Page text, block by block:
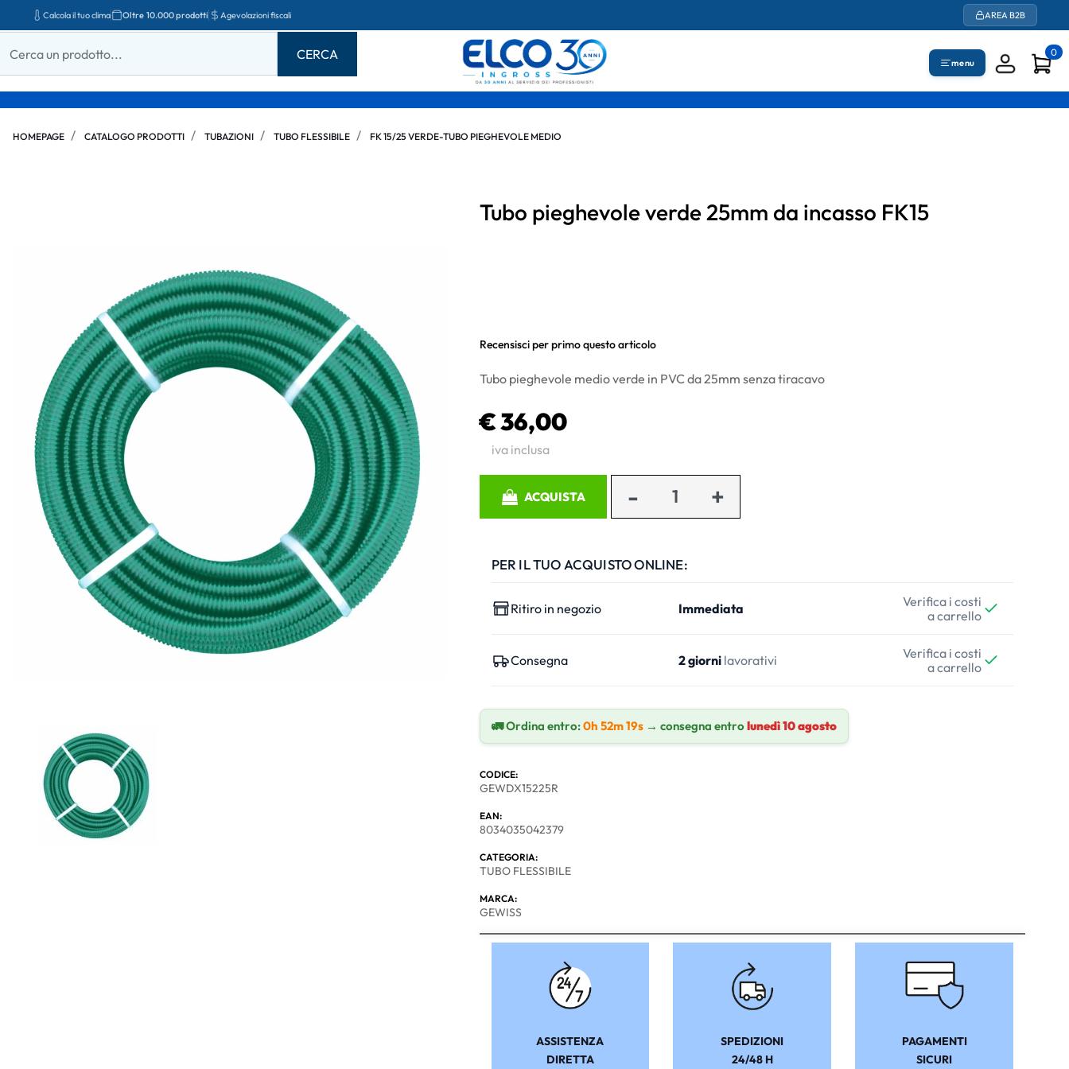
Calcola il tuo clima Oltre 10.000 prodotti Agevolazioni fiscali AREA B2B
menu
0
HOMEPAGE CATALOGO PRODOTTI TUBAZIONI TUBO FLESSIBILE FK 15/25 VERDE-TUBO PIEGHEVOLE MEDIO
Tubo pieghevole verde 25mm da incasso FK15
Recensisci per primo questo articolo
Tubo pieghevole medio verde in PVC da 25mm senza tiracavo
€ 36,00
iva inclusa
ACQUISTA
PER IL TUO ACQUISTO ONLINE:
Ritiro in negozio Immediata
Verifica i costi
a carrello
Consegna 2 giornilavorativi
Verifica i costi
a carrello
🚛 Ordina entro:0h 52m 18s→ consegna entrolunedì 10 agosto
CODICE:
GEWDX15225R
EAN:
8034035042379
CATEGORIA:
TUBO FLESSIBILE
MARCA:
GEWISS
ASSISTENZA
DIRETTA
SPEDIZIONI
24/48 H
PAGAMENTI
SICURI